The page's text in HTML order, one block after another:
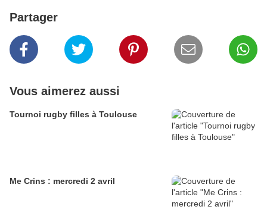
Partager
Vous aimerez aussi
Tournoi rugby filles à Toulouse
Me Crins : mercredi 2 avril